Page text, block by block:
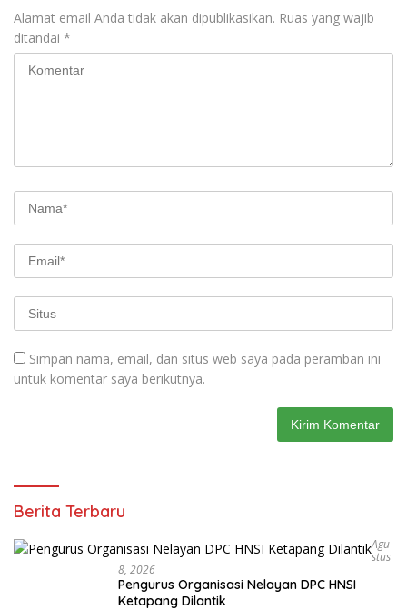
Alamat email Anda tidak akan dipublikasikan. Ruas yang wajib
ditandai *
Simpan nama, email, dan situs web saya pada peramban ini
untuk komentar saya berikutnya.
Berita Terbaru
Agu
Stus
8, 2026
Pengurus Organisasi Nelayan DPC HNSI
Ketapang Dilantik